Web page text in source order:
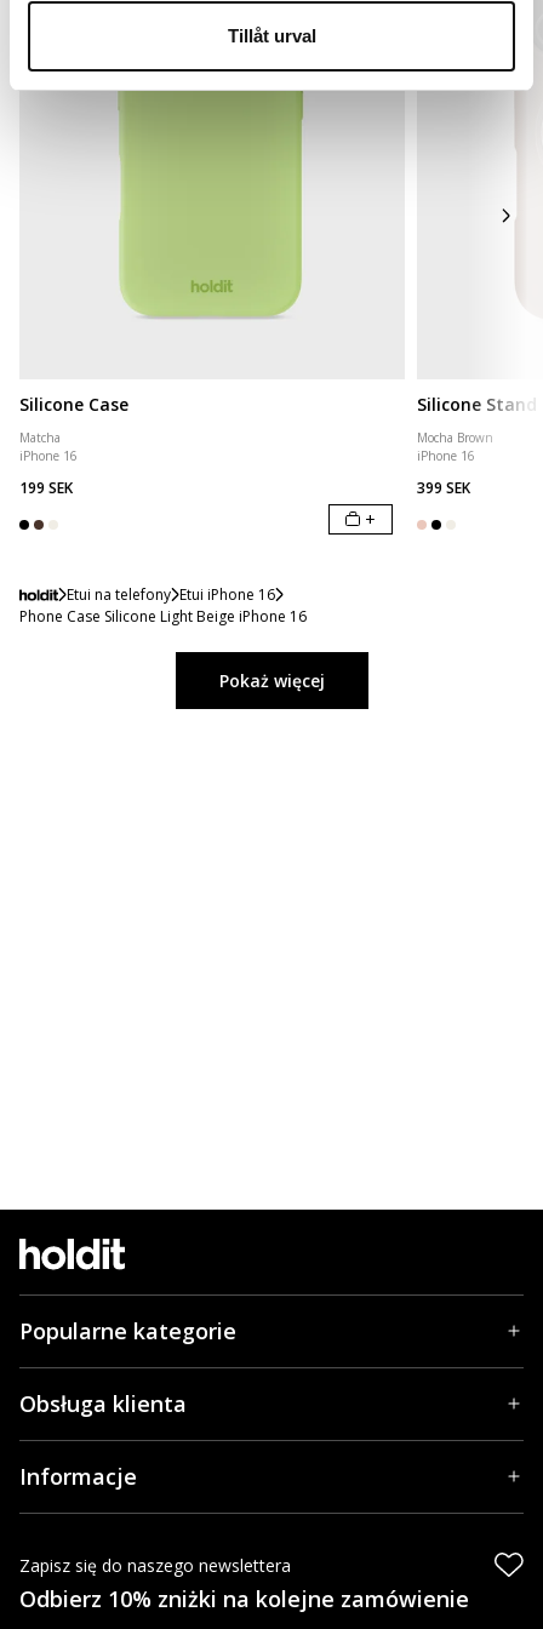
Tillåt urval
Silicone Case
Matcha
iPhone 16
199 SEK
+
Silicone Stand
Mocha Brown
iPhone 16
399 SEK
Etui na telefony Etui iPhone 16
Phone Case Silicone Light Beige iPhone 16
Pokaż więcej
Popularne kategorie
Obsługa klienta
Informacje
Zapisz się do naszego newslettera
Odbierz 10% zniżki na kolejne zamówienie